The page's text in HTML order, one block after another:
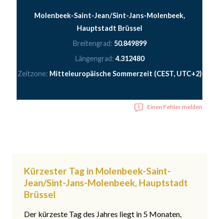
Molenbeek-Saint-Jean/Sint-Jans-Molenbeek,
Hauptstadt Brüssel
Breitengrad: 50.849899
Längengrad: 4.312480
Zeitzone: Mitteleuropäische Sommerzeit (CEST, UTC+2)
Einen Fehler melden
Kürzester Tag in Molenbeek-Saint-
Jean/Sint-Jans-Molenbeek, Hauptstadt
Brüssel
Der kürzeste Tag des Jahres liegt in 5 Monaten,